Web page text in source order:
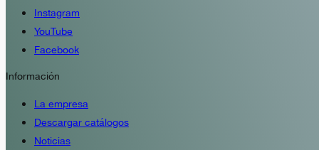
Instagram
YouTube
Facebook
Información
La empresa
Descargar catálogos
Noticias